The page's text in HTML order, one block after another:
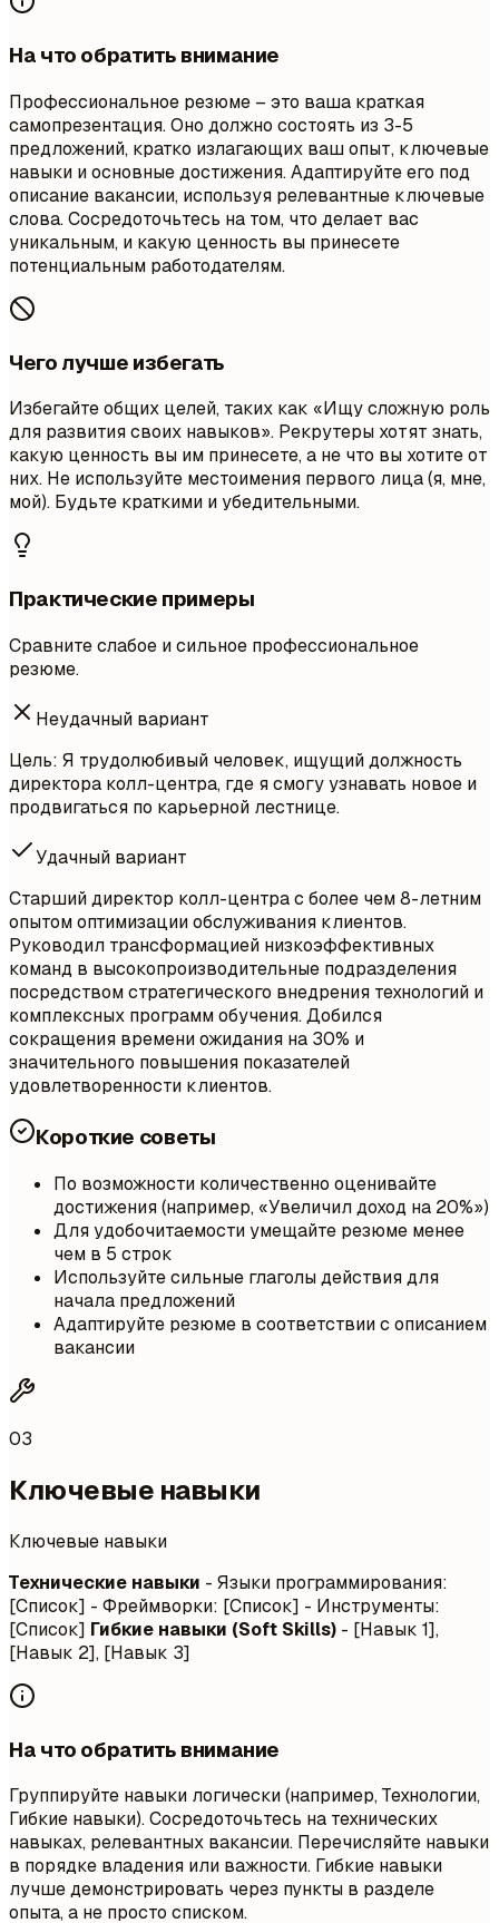
На что обратить внимание
Профессиональное резюме – это ваша краткая
самопрезентация. Оно должно состоять из 3-5
предложений, кратко излагающих ваш опыт, ключевые
навыки и основные достижения. Адаптируйте его под
описание вакансии, используя релевантные ключевые
слова. Сосредоточьтесь на том, что делает вас
уникальным, и какую ценность вы принесете
потенциальным работодателям.
Чего лучше избегать
Избегайте общих целей, таких как «Ищу сложную роль
для развития своих навыков». Рекрутеры хотят знать,
какую ценность вы им принесете, а не что вы хотите от
них. Не используйте местоимения первого лица (я, мне,
мой). Будьте краткими и убедительными.
Практические примеры
Сравните слабое и сильное профессиональное
резюме.
Неудачный вариант
Цель: Я трудолюбивый человек, ищущий должность
директора колл-центра, где я смогу узнавать новое и
продвигаться по карьерной лестнице.
Удачный вариант
Старший директор колл-центра с более чем 8-летним
опытом оптимизации обслуживания клиентов.
Руководил трансформацией низкоэффективных
команд в высокопроизводительные подразделения
посредством стратегического внедрения технологий и
комплексных программ обучения. Добился
сокращения времени ожидания на 30% и
значительного повышения показателей
удовлетворенности клиентов.
Короткие советы
По возможности количественно оценивайте
достижения (например, «Увеличил доход на 20%»)
Для удобочитаемости умещайте резюме менее
чем в 5 строк
Используйте сильные глаголы действия для
начала предложений
Адаптируйте резюме в соответствии с описанием
вакансии
03
Ключевые навыки
Ключевые навыки
Технические навыки - Языки программирования:
[Список] - Фреймворки: [Список] - Инструменты:
[Список] Гибкие навыки (Soft Skills) - [Навык 1],
[Навык 2], [Навык 3]
На что обратить внимание
Группируйте навыки логически (например, Технологии,
Гибкие навыки). Сосредоточьтесь на технических
навыках, релевантных вакансии. Перечисляйте навыки
в порядке владения или важности. Гибкие навыки
лучше демонстрировать через пункты в разделе
опыта, а не просто списком.